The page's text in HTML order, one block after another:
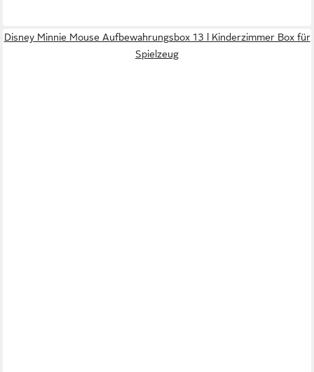
Disney Minnie Mouse Aufbewahrungsbox 13 l Kinderzimmer Box für
Spielzeug